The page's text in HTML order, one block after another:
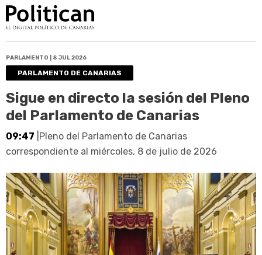
PARLAMENTO | 8 JUL 2026
PARLAMENTO DE CANARIAS
Sigue en directo la sesión del Pleno
del Parlamento de Canarias
09:47 |Pleno del Parlamento de Canarias
correspondiente al miércoles, 8 de julio de 2026